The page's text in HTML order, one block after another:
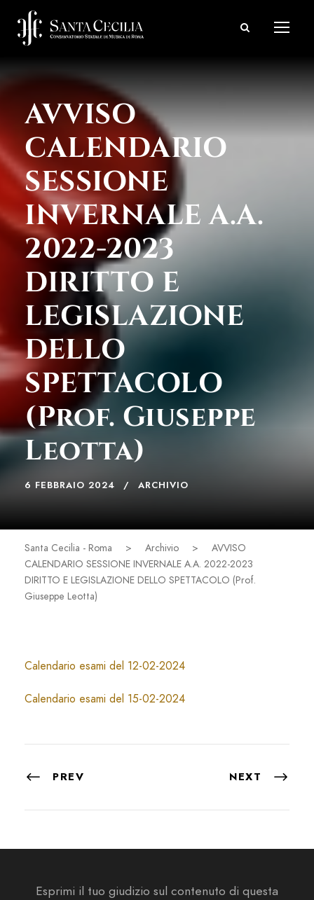
AVVISO
CALENDARIO
SESSIONE
INVERNALE A.A.
2022-2023
DIRITTO E
LEGISLAZIONE
DELLO
SPETTACOLO
(Prof. Giuseppe
Leotta)
6 FEBBRAIO 2024 ARCHIVIO
Santa Cecilia - Roma > Archivio >
AVVISO
CALENDARIO SESSIONE INVERNALE A.A. 2022-2023
DIRITTO E LEGISLAZIONE DELLO SPETTACOLO (Prof.
Giuseppe Leotta)
Calendario esami del 12-02-2024
Calendario esami del 15-02-2024
PREV NEXT
Esprimi il tuo giudizio sul contenuto di questa